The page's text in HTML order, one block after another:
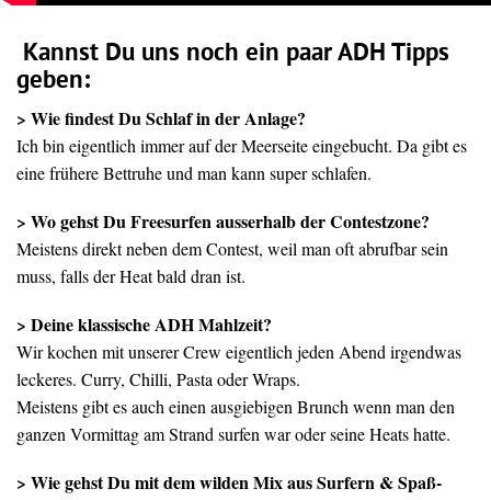
Kannst Du uns noch ein paar ADH Tipps
geben:
> Wie findest Du Schlaf in der Anlage?
Ich bin eigentlich immer auf der Meerseite eingebucht. Da gibt es
eine frühere Bettruhe und man kann super schlafen.
> Wo gehst Du Freesurfen ausserhalb der Contestzone?
Meistens direkt neben dem Contest, weil man oft abrufbar sein
muss, falls der Heat bald dran ist.
> Deine klassische ADH Mahlzeit?
Wir kochen mit unserer Crew eigentlich jeden Abend irgendwas
leckeres. Curry, Chilli, Pasta oder Wraps.
Meistens gibt es auch einen ausgiebigen Brunch wenn man den
ganzen Vormittag am Strand surfen war oder seine Heats hatte.
> Wie gehst Du mit dem wilden Mix aus Surfern & Spaß-